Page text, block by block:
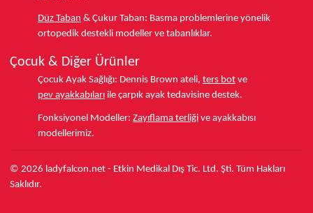
Düz Taban & Çukur Taban: Basma problemlerine yönelik
ortopedik destekli modeller ve tabanlıklar.
Çocuk & Diğer Ürünler
Çocuk Ayak Sağlığı: Dennis Brown ateli, ters bot ve
pev ayakkabıları ile çarpık ayak tedavisine destek.
Fonksiyonel Modeller: Zayıflama terliği ve ayakkabısı
modellerimiz.
© 2026 ladyfalcon.net - Etkin Medikal Dış Tic. Ltd. Şti. Tüm Hakları
Saklıdır.